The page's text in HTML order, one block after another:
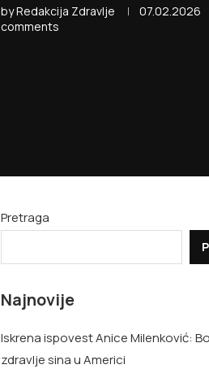
byRedakcija Zdravlje 07.02.2026
comments
Pretraga
Najnovije
Iskrena ispovest Anice Milenković:
zdravlje sina u Americi